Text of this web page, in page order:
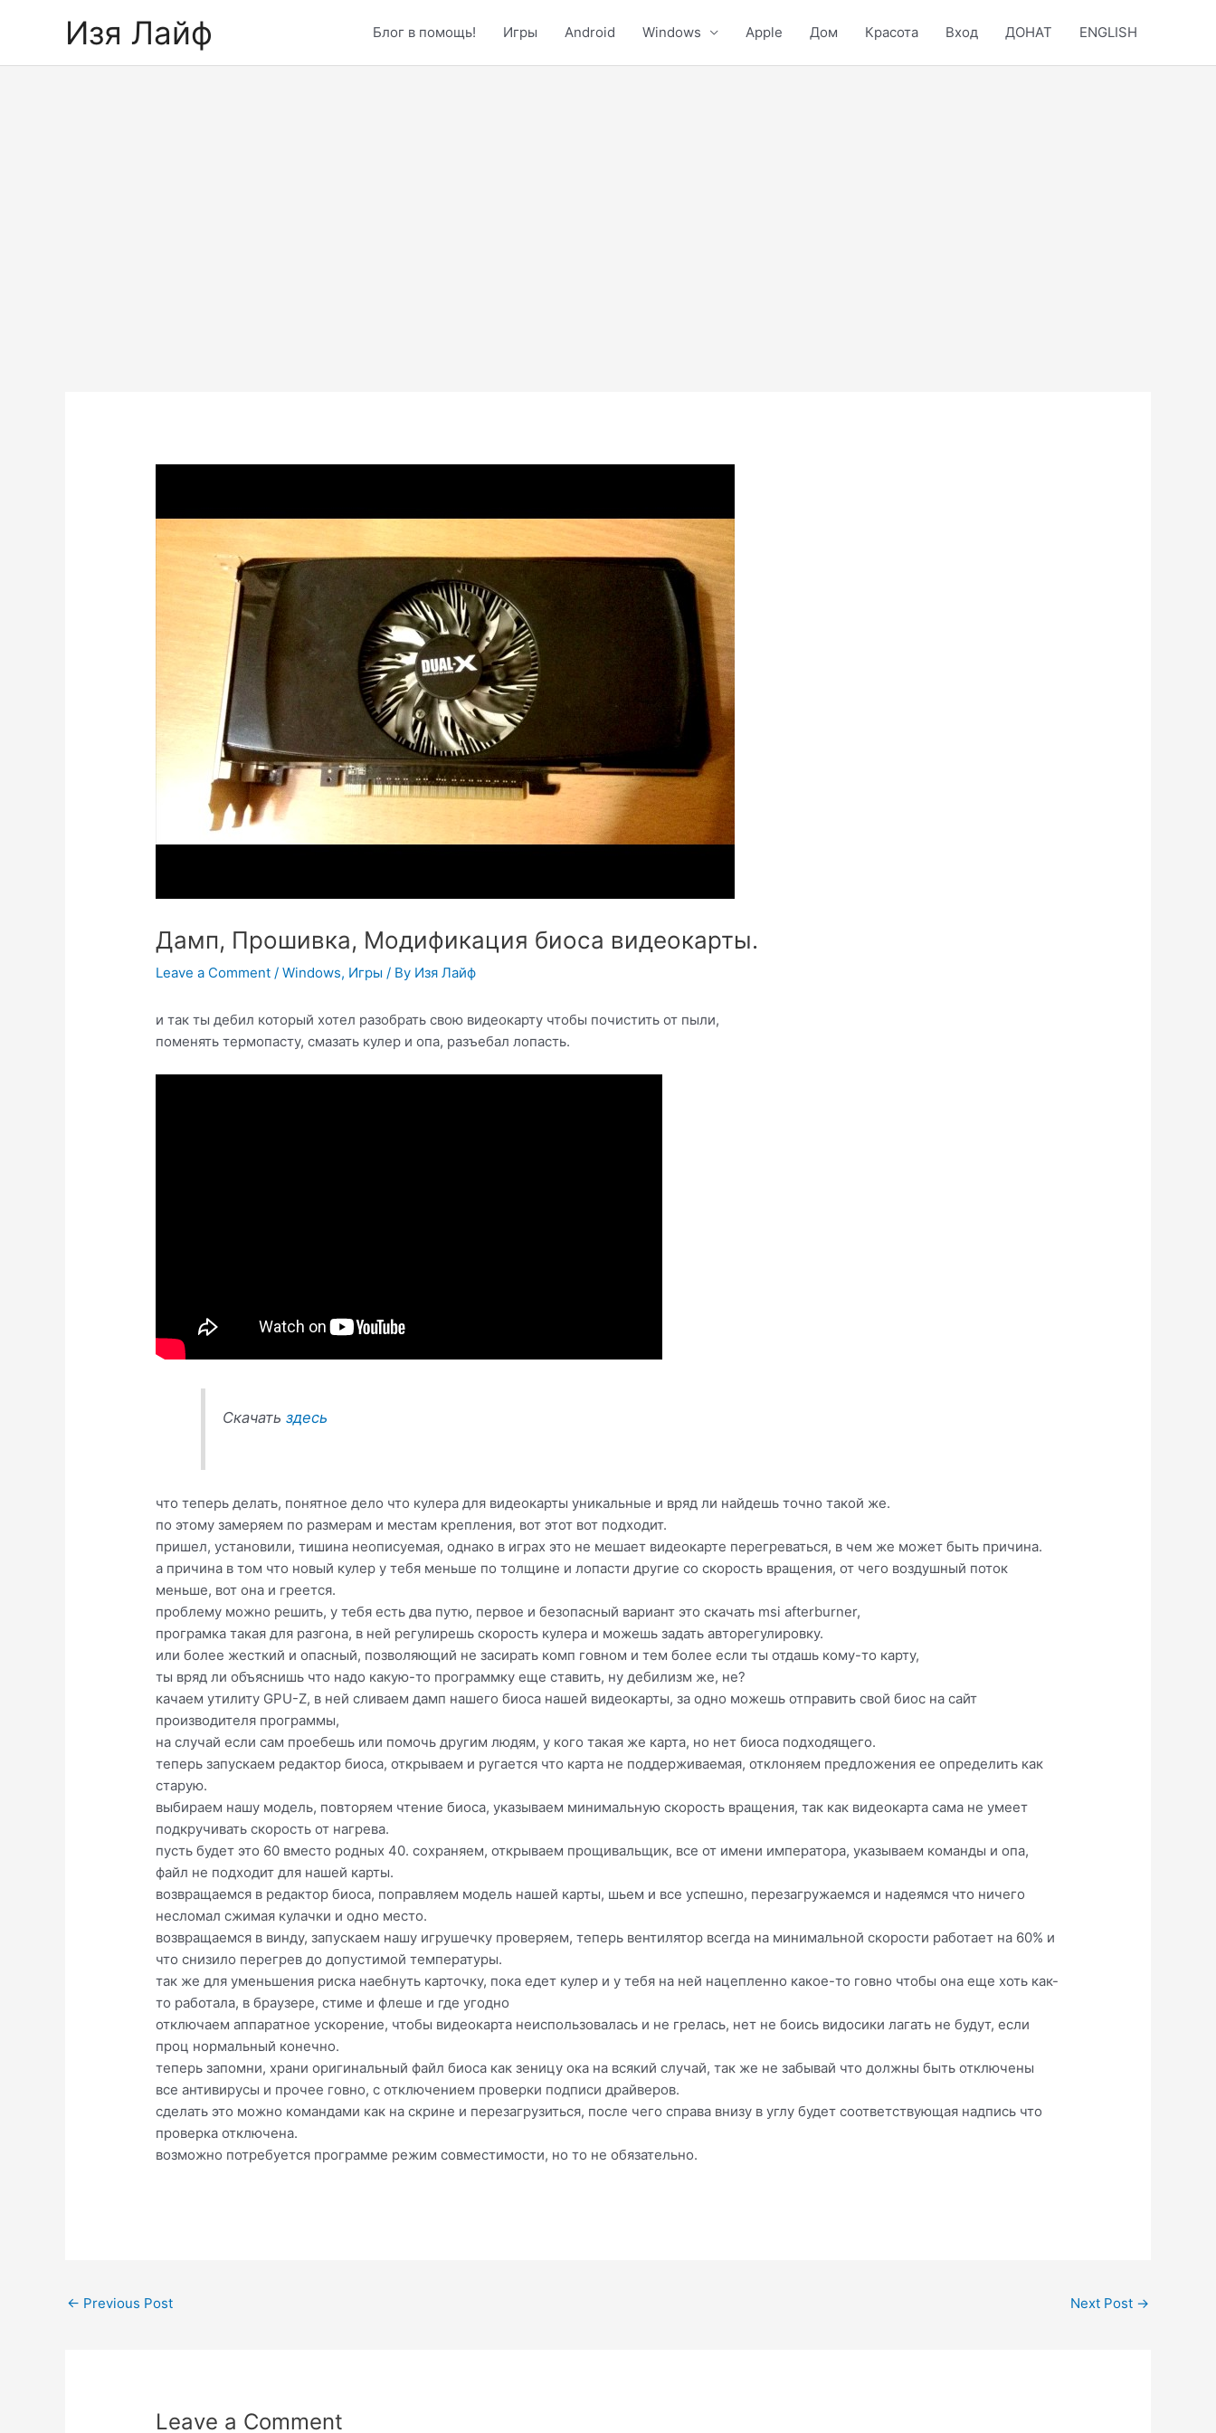
Изя Лайф Блог в помощь! Игры Android Windows Apple Дом Красота Вход ДОНАТ ENGLISH
Дамп, Прошивка, Модификация биоса видеокарты.
Leave a Comment /Windows, Игры / By Изя Лайф
и так ты дебил который хотел разобрать свою видеокарту чтобы почистить от пыли,
поменять термопасту, смазать кулер и опа, разъебал лопасть.
Скачатьздесь
что теперь делать, понятное дело что кулера для видеокарты уникальные и вряд ли найдешь точно такой же.
по этому замеряем по размерам и местам крепления, вот этот вот подходит.
пришел, установили, тишина неописуемая, однако в играх это не мешает видеокарте перегреваться, в чем же может быть причина.
а причина в том что новый кулер у тебя меньше по толщине и лопасти другие со скорость вращения, от чего воздушный поток
меньше, вот она и греется.
проблему можно решить, у тебя есть два путю, первое и безопасный вариант это скачать msi afterburner,
програмка такая для разгона, в ней регулирешь скорость кулера и можешь задать авторегулировку.
или более жесткий и опасный, позволяющий не засирать комп говном и тем более если ты отдашь кому-то карту,
ты вряд ли объяснишь что надо какую-то программку еще ставить, ну дебилизм же, не?
качаем утилиту GPU-Z, в ней сливаем дамп нашего биоса нашей видеокарты, за одно можешь отправить свой биос на сайт
производителя программы,
на случай если сам проебешь или помочь другим людям, у кого такая же карта, но нет биоса подходящего.
теперь запускаем редактор биоса, открываем и ругается что карта не поддерживаемая, отклоняем предложения ее определить как
старую.
выбираем нашу модель, повторяем чтение биоса, указываем минимальную скорость вращения, так как видеокарта сама не умеет
подкручивать скорость от нагрева.
пусть будет это 60 вместо родных 40. сохраняем, открываем прощивальщик, все от имени императора, указываем команды и опа,
файл не подходит для нашей карты.
возвращаемся в редактор биоса, поправляем модель нашей карты, шьем и все успешно, перезагружаемся и надеямся что ничего
несломал сжимая кулачки и одно место.
возвращаемся в винду, запускаем нашу игрушечку проверяем, теперь вентилятор всегда на минимальной скорости работает на 60% и
что снизило перегрев до допустимой температуры.
так же для уменьшения риска наебнуть карточку, пока едет кулер и у тебя на ней нацепленно какое-то говно чтобы она еще хоть как-
то работала, в браузере, стиме и флеше и где угодно
отключаем аппаратное ускорение, чтобы видеокарта неиспользовалась и не грелась, нет не боись видосики лагать не будут, если
проц нормальный конечно.
теперь запомни, храни оригинальный файл биоса как зеницу ока на всякий случай, так же не забывай что должны быть отключены
все антивирусы и прочее говно, с отключением проверки подписи драйверов.
сделать это можно командами как на скрине и перезагрузиться, после чего справа внизу в углу будет соответствующая надпись что
проверка отключена.
возможно потребуется программе режим совместимости, но то не обязательно.
Post
← Previous Post Next Post →
Leave a Comment